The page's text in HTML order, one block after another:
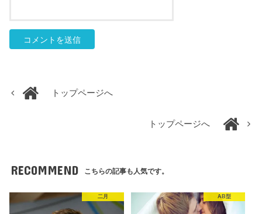
トップページへ
トップページへ
RECOMMEND こちらの記事も人気です。
二月 AB型